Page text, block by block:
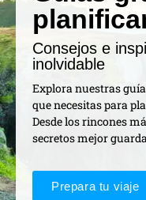
Consejos e
inolvidable
Explora nuestras
que necesitas para
Desde los rincones
secretos mejor
Prepara tu viaje